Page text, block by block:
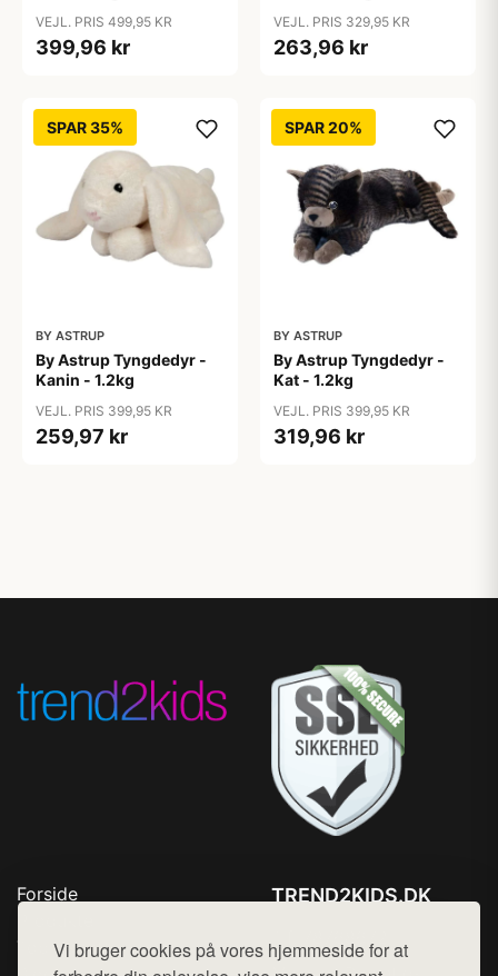
Vi bruger cookies på vores hjemmeside for at
VEJL. PRIS 499,95 KR
399,96 kr
VEJL. PRIS 329,95 KR
263,96 kr
SPAR 35%
BY ASTRUP
By Astrup Tyngdedyr -
Kanin - 1.2kg
VEJL. PRIS 399,95 KR
259,97 kr
SPAR 20%
BY ASTRUP
By Astrup Tyngdedyr -
Kat - 1.2kg
VEJL. PRIS 399,95 KR
319,96 kr
Forside
Top Rabatter
TREND2KIDS.DK